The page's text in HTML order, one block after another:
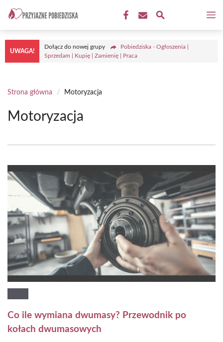
treści
UWAGA!
Dołącz do nowej grupy
Pobiedziska - Ogłoszenia |
Sprzedam | Kupię | Zamienię | Praca
Strona główna / Motoryzacja
Motoryzacja
Co ile wymiana dwumasy? Przewodnik po
kołach dwumasowych